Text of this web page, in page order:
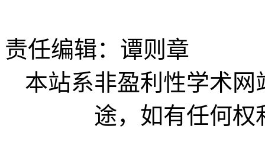
责任编辑：谭则章
本站系非盈利性学术
途，如有任何权